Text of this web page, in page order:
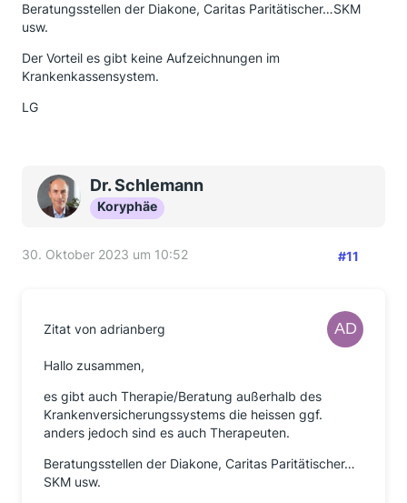
Beratungsstellen der Diakone, Caritas Paritätischer…SKM
usw.
Der Vorteil es gibt keine Aufzeichnungen im
Krankenkassensystem.
LG
Dr. Schlemann
Koryphäe
30. Oktober 2023 um 10:52 #11
Zitat von adrianberg
Hallo zusammen,
es gibt auch Therapie/Beratung außerhalb des
Krankenversicherungssystems die heissen ggf.
anders jedoch sind es auch Therapeuten.
Beratungsstellen der Diakone, Caritas Paritätischer…
SKM usw.